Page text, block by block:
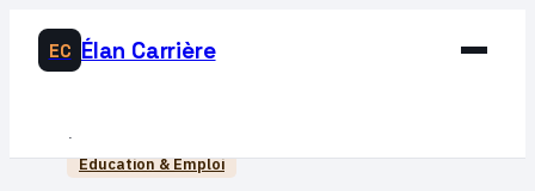
EC Élan Carrière
Business
Éducation & Emploi